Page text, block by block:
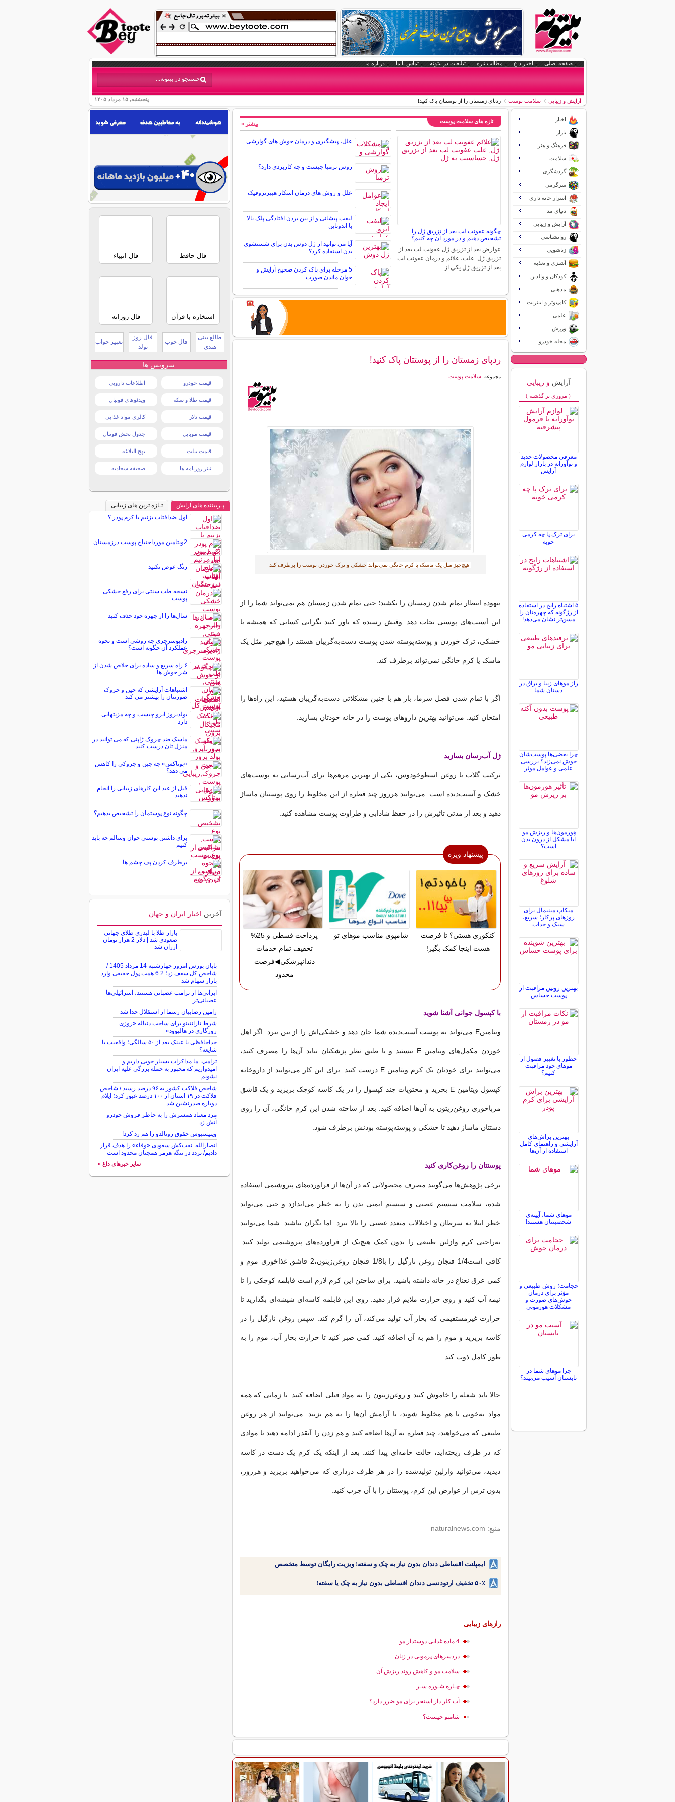
صفحه اصلی اخبار داغ مطالب تازه تبلیغات در بیتوته تماس با ما درباره ما
پنجشنبه, ۱۵ مرداد ۱۴۰۵ آرایش و زیبایی سلامت پوست ردپای زمستان را از پوستتان پاک کنید!
تازه های سلامت پوست
چگونه عفونت لب بعد از تزریق ژل را
تشخیص دهیم و در مورد آن چه کنیم؟
عوارض بعد از تزریق ژل عفونت لب بعد از
تزریق ژل: علت، علائم و درمان عفونت لب
بعد از تزریق ژل یکی از…
علل، پیشگیری و درمان جوش های گوارشی
روش ترمیا چیست و چه کاربردی دارد؟
علل و روش های درمان اسکار هیپرتروفیک
لیفت پیشانی و از بین بردن افتادگی پلک بالا
با اندوتاین
آیا می توانید از ژل دوش بدن برای شستشوی
بدن استفاده کرد؟
5 مرحله برای پاک کردن صحیح آرایش و
جوان ماندن صورت
بیشتر »
ردپای زمستان را از پوستتان پاک کنید!
مجموعه:سلامت پوست
هیچ‌چیز مثل یک ماسک یا کرم خانگی نمی‌تواند خشکی و ترک خوردن پوست را برطرف کند
بیهوده انتظار تمام شدن زمستان را نکشید؛ حتی تمام شدن زمستان هم نمی‌تواند شما را از
این آسیب‌های پوستی نجات دهد. وقتش رسیده که باور کنید نگرانی کسانی که همیشه با
خشکی، ترک خوردن و پوسته‌پوسته شدن پوست دست‌به‌گریبان هستند را هیچ‌چیز مثل یک
ماسک یا کرم خانگی نمی‌تواند برطرف کند.
اگر با تمام شدن فصل سرما، باز هم با چنین مشکلاتی دست‌به‌گریبان هستید، این راه‌ها را
امتحان کنید. می‌توانید بهترین داروهای پوست را در خانه خودتان بسازید.
ژل آب‌رسان بسازید
ترکیب گلاب با روغن اسطوخودوس، یکی از بهترین مرهم‌ها برای آب‌رسانی به پوست‌های
خشک و آسیب‌دیده است. می‌توانید هرروز چند قطره از این مخلوط را روی پوستتان ماساژ
دهید و بعد از مدتی تاثیرش را در حفظ شادابی و طراوت پوست مشاهده کنید.
پیشنهاد ویژه
کنکوری هستی؟ تا فرصت
هست اینجا کمک بگیر!
شامپوی مناسب موهای تو
پرداخت قسطی و 25%
تخفیف تمام خدمات
دندانپزشکی◀فرصت
محدود
با کپسول جوانی آشنا شوید
ویتامینE می‌تواند به پوست آسیب‌دیده شما جان دهد و خشکی‌اش را از بین ببرد. اگر اهل
خوردن مکمل‌های ویتامین E نیستید و یا طبق نظر پزشکتان نباید آن‌ها را مصرف کنید،
می‌توانید برای خودتان یک کرم ویتامین E درست کنید. برای این کار می‌توانید از داروخانه
کپسول ویتامین E بخرید و محتویات چند کپسول را در یک کاسه کوچک بریزید و یک قاشق
مرباخوری روغن‌زیتون به آن‌ها اضافه کنید. بعد از ساخته شدن این کرم خانگی، آن را روی
دستتان ماساژ دهید تا خشکی و پوسته‌پوسته بودنش برطرف شود.
پوستتان را روغن‌کاری کنید
برخی پژوهش‌ها می‌گویند مصرف محصولاتی که در آن‌ها از فراورده‌های پتروشیمی استفاده
شده، سلامت سیستم عصبی و سیستم ایمنی بدن را به خطر می‌اندازد و حتی می‌تواند
خطر ابتلا به سرطان و اختلالات متعدد عصبی را بالا ببرد. اما نگران نباشید. شما می‌توانید
به‌راحتی کرم وازلین طبیعی را بدون کمک هیچ‌یک از فراورده‌های پتروشیمی تولید کنید.
کافی است1/4 فنجان روغن نارگیل را با1/8 فنجان روغن‌زیتون،2 قاشق غذاخوری موم و
کمی عرق نعناع در خانه داشته باشید. برای ساختن این کرم لازم است قابلمه کوچکی را تا
نیمه آب کنید و روی حرارت ملایم قرار دهید. روی این قابلمه کاسه‌ای شیشه‌ای بگذارید تا
حرارت غیرمستقیمی که بخار آب تولید می‌کند، آن را گرم کند. سپس روغن نارگیل را در
کاسه بریزید و موم را هم به آن اضافه کنید. کمی صبر کنید تا حرارت بخار آب، موم را به
طور کامل ذوب کند.
حالا باید شعله را خاموش کنید و روغن‌زیتون را به مواد قبلی اضافه کنید. تا زمانی که همه
مواد به‌خوبی با هم مخلوط شوند، با آرامش آن‌ها را به هم بزنید. می‌توانید از هر روغن
طبیعی که می‌خواهید، چند قطره به آن‌ها اضافه کنید و هم زدن را آنقدر ادامه دهید تا موادی
که در ظرف ریخته‌اید، حالت خامه‌ای پیدا کنند. بعد از اینکه یک کرم یک دست در کاسه
دیدید، می‌توانید وازلین تولیدشده را در هر ظرف درداری که می‌خواهید بریزید و هرروز،
بدون ترس از عوارض این کرم، پوستتان را با آن چرب کنید.
منبع: naturalnews.com
ایمپلنت اقساطی دندان بدون نیاز به چک و سفته! ویزیت رایگان توسط متخصص
۵۰٪ تخفیف ارتودنسی دندان اقساطی بدون نیاز به چک یا سفته!
رازهای زیبایی
4 ماده غذایی دوستدار مو
دردسرهای پرمویی در زنان
سلامت مو و کاهش روند ریزش آن
چـاره شـوره سـر
آب کلر دار استخر برای مو ضرر دارد؟
شامپو چیست؟
اخبار
بازار
فرهنگ و هنر
سلامت
گردشگری
سرگرمی
اسرار خانه داری
دنیای مد
آرایش و زیبایی
روانشناسی
زناشویی
آشپزی و تغذیه
کودکان و والدین
مذهبی
کامپیوتر و اینترنت
علمی
ورزش
مجله خودرو
آرایش و زیبایی
( مروری بر گذشته )
معرفی محصولات جدید
و نوآورانه در بازار لوازم
آرایش
برای ترک پا چه کرمی
خوبه
۵ اشتباه رایج در استفاده
از رژگونه که چهره‌تان را
مسن‌تر نشان می‌دهد!
راز موهای زیبا و براق در
دستان شما
چرا بعضی‌ها پوست‌شان
جوش نمی‌زند؟ بررسی
علمی و عوامل موثر
هورمون‌ها و ریزش مو:
آیا مشکل از درون بدن
است؟
میکاپ مینیمال برای
روزهای پرکار؛ سریع،
سبک و جذاب
بهترین روتین مراقبت از
پوست حساس
چطور با تغییر فصول از
موهای خود مراقبت
کنیم؟
بهترین براش‌های
آرایشی و راهنمای کامل
استفاده از آن‌ها
موهای شما، آیینه‌ی
شخصیتتان هستند!
حجامت؛ روش طبیعی و
مؤثر برای درمان
جوش‌های صورت و
مشکلات هورمونی
چرا موهای شما در
تابستان آسیب می‌بیند؟
فال حافظ فال انبیاء
استخاره با قرآن فال روزانه
طالع بینی
هندی
فال چوب
فال روز
تولد
تعبیر خواب
سرویس ها
قیمت خودرو اطلاعات دارویی
قیمت طلا و سکه ویدئوهای فوتبال
قیمت دلار کالری مواد غذایی
قیمت موبایل جدول پخش فوتبال
قیمت تبلت نهج البلاغه
تیتر روزنامه ها صحیفه سجادیه
پـربیننده های آرایش
تـازه ترین های زیبایی
اول ضدافتاب بزنیم یا کرم پودر ؟
2ویتامین مورداحتیاج پوست درزمستان
رنگ عوض نکنید
نسخه طب سنتی برای رفع خشکی
پوست
سال‌ها را از چهره خود حذف کنید
رادیوسرجری چه روشی است و نحوه
عملکرد آن چگونه است؟
۶ راه سریع و ساده برای خلاص شدن از
شر جوش ها
اشتباهات آرایشی که چین و چروک
صورتتان را بیشتر می کند
بولدبروز ابرو چیست و چه مزیتهایی
دارد
ماسک ضد چروک ژاپنی که می توانید در
منزل تان درست کنید
«بوتاکس» چه چین و چروکی را کاهش
می دهد؟
قبل از عید این کارهای زیبایی را انجام
ندهید
چگونه نوع پوستمان را تشخیص بدهیم؟
برای داشتن پوستی جوان وسالم چه باید
كنیم
برطرف کردن پف چشم ها
آخرین اخبار ایران و جهان
بازار طلا با لیدری طلای جهانی
صعودی شد | دلار 2 هزار تومان
ارزان شد
پایان بورس امروز چهارشنبه 14 مرداد 1405 /
شاخص کل سقف زد؛ 6.2 همت پول حقیقی وارد
بازار سهام شد
ایرانی‌ها از ترامپ عصبانی هستند، اسرائیلی‌ها
عصبانی‌تر
رامین رضاییان رسما از استقلال جدا شد
شرط تارانتینو برای ساخت دنباله «روزی
روزگاری در هالیوود»
خداحافظی با عینک بعد از ۵۰ سالگی؛ واقعیت یا
شایعه؟
ترامپ: ما مذاکرات بسیار خوبی داریم و
امیدواریم که مجبور به حمله بزرگی علیه ایران
نشویم
شاخص فلاکت کشور به ۹۶ درصد رسید / شاخص
فلاکت در ۱۹ استان از ۱۰۰ درصد عبور کرد؛ ایلام
دوباره صدرنشین شد
مرد معتاد همسرش را به خاطر فروش خودرو
آتش زد
وینیسیوس حقوق رونالدو را هم رد کرد!
انصارالله: نفت‌کش سعودی «وفاء» را هدف قرار
دادیم/ تردد در تنگه هرمز همچنان محدود است
سایر خبرهای داغ »